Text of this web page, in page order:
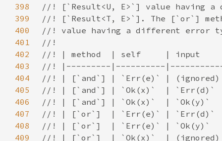
398
399
400
401
402
403
404
405
406
407
408
409